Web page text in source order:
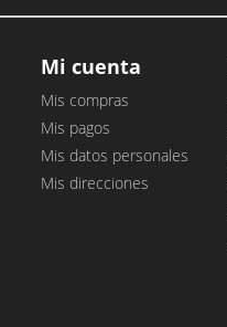
Mi cuenta
Mis compras
Mis pagos
Mis datos personales
Mis direcciones